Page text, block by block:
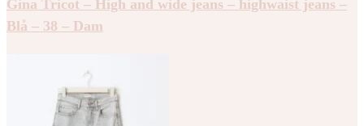
Gina Tricot – High and wide jeans – highwaist jeans –
Blå – 38 – Dam